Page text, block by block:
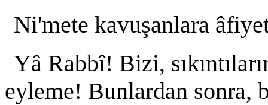
Ni'mete kavuşanlara
Yâ Rabbî! Bizi,
eyleme! Bunlardan sonra,